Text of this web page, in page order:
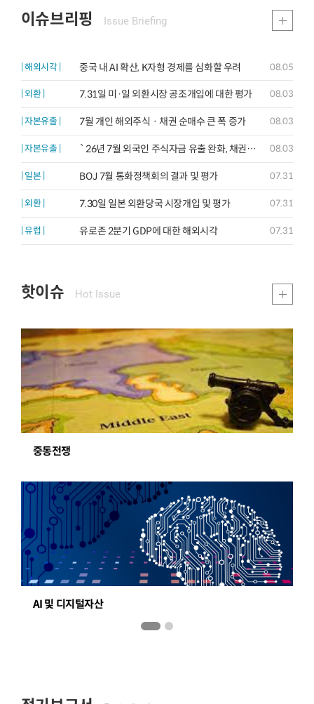
이슈브리핑 Issue Briefing
| 해외시각 | 중국 내 AI 확산, K자형 경제를 심화할 우려 08.05
| 외환 | 7.31일 미·일 외환시장 공조개입에 대한 평가 08.03
| 자본유출 | 7월 개인 해외주식ㆍ채권 순매수 큰 폭 증가 08.03
| 자본유출 | `26년 7월 외국인 주식자금 유출 완화, 채권자금은 유입폭 축소 08.03
| 일본 | BOJ 7월 통화정책회의 결과 및 평가 07.31
| 외환 | 7.30일 일본 외환당국 시장개입 및 평가 07.31
| 유럽 | 유로존 2분기 GDP에 대한 해외시각 07.31
핫이슈 Hot Issue
중동전쟁
AI 및 디지털자산